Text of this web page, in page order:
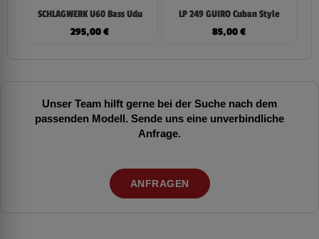
SCHLAGWERK U60 Bass Udu
295,00€
LP 249 GUIRO Cuban Style
85,00€
Unser Team hilft gerne bei der Suche nach dem
passenden Modell. Sende uns eine unverbindliche
Anfrage.
ANFRAGEN